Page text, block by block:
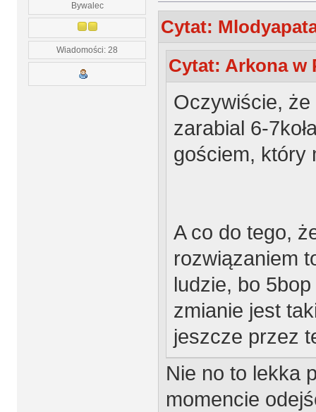
Bywalec
Wiadomości: 28
Cytat:
Cytat: Arkona w
Oczywiście,
zarabial 6-
gościem, który
A co do tego,
rozwiązaniem
ludzie, bo
zmianie jest
jeszcze przez
Nie no to lekka
momencie